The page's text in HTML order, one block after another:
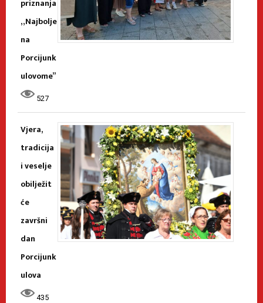
priznanja
„Najbolje
na
Porcijunk
ulovome”
527
Vjera,
tradicija
i veselje
obilježit
će
završni
dan
Porcijunk
ulova
435